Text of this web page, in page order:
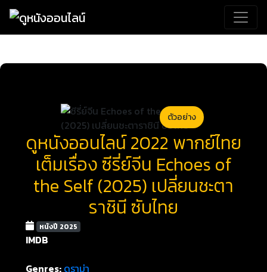
ตัวอย่าง
ดูหนังออนไลน์ 2022 พากย์ไทย
เต็มเรื่อง ซีรี่ย์จีน Echoes of
the Self (2025) เปลี่ยนชะตา
ราชินี ซับไทย
หนังปี 2025
IMDB
Genres: ดราม่า